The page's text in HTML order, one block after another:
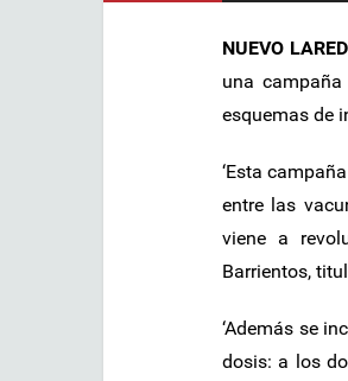
NUEVO
una
esquemas de
‘Esta
entre las
viene a
Barrientos,
‘Además se
dosis: a los